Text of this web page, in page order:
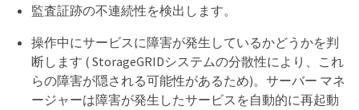
監査証跡の不連続性を検出します。
操作中にサービスに障害が発生しているかどうかを判
断します ( StorageGRIDシステムの分散性により、これ
らの障害が隠される可能性があるため)。サーバー マネ
ージャーは障害が発生したサービスを自動的に再起動